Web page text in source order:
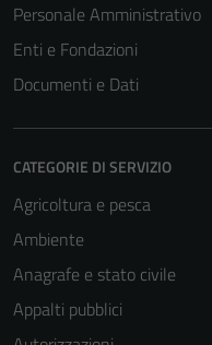
Personale Amministrativo
Enti e Fondazioni
Documenti e Dati
CATEGORIE DI SERVIZIO
Agricoltura e pesca
Ambiente
Anagrafe e stato civile
Appalti pubblici